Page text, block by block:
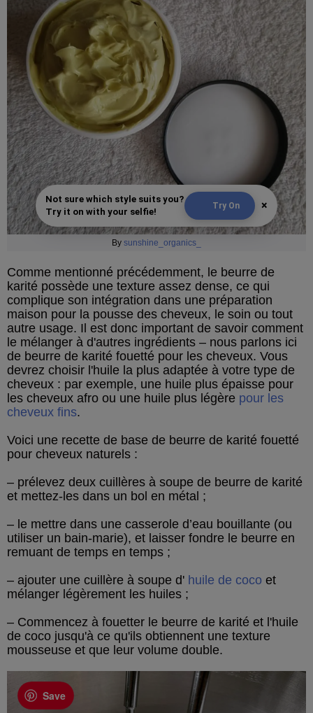
Not sure which style suits you?
Try it on with your selfie!
Try On ×
By sunshine_organics_
Comme mentionné précédemment, le beurre de
karité possède une texture assez dense, ce qui
complique son intégration dans une préparation
maison pour la pousse des cheveux, le soin ou tout
autre usage. Il est donc important de savoir comment
le mélanger à d'autres ingrédients – nous parlons ici
de beurre de karité fouetté pour les cheveux. Vous
devrez choisir l'huile la plus adaptée à votre type de
cheveux : par exemple, une huile plus épaisse pour
les cheveux afro ou une huile plus légère pour les
cheveux fins.
Voici une recette de base de beurre de karité fouetté
pour cheveux naturels :
– prélevez deux cuillères à soupe de beurre de karité
et mettez-les dans un bol en métal ;
– le mettre dans une casserole d’eau bouillante (ou
utiliser un bain-marie), et laisser fondre le beurre en
remuant de temps en temps ;
– ajouter une cuillère à soupe d' huile de coco et
mélanger légèrement les huiles ;
– Commencez à fouetter le beurre de karité et l'huile
de coco jusqu'à ce qu'ils obtiennent une texture
mousseuse et que leur volume double.
Save